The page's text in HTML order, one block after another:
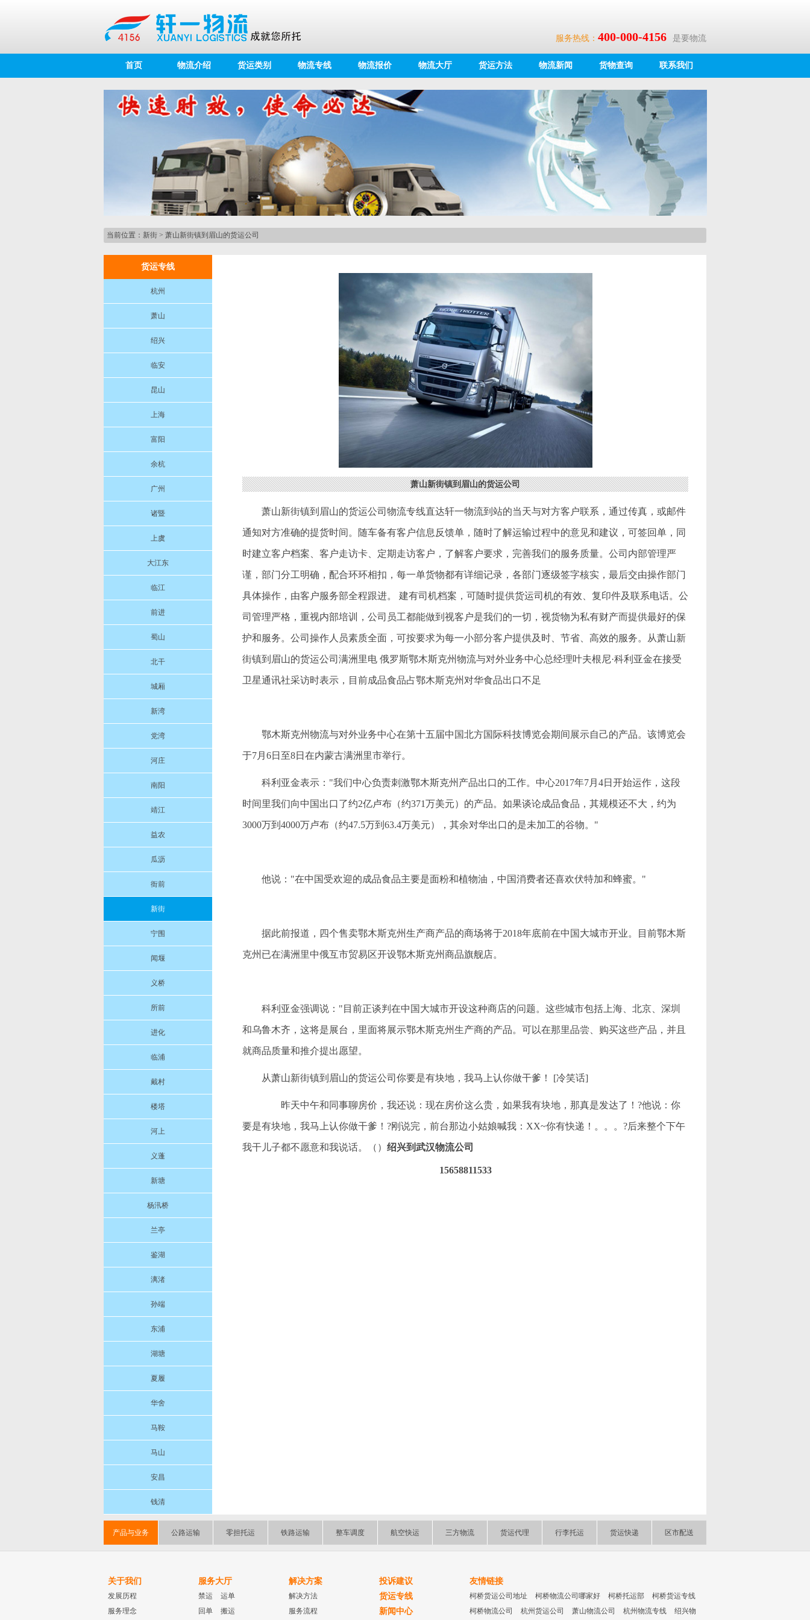
服务热线： 400-000-4156 是要物流
首页 物流介绍 货运类别 物流专线 物流报价 物流大厅 货运方法 物流新闻 货物查询 联系我们
当前位置： 新街 > 萧山新街镇到眉山的货运公司
货运专线
杭州
萧山
绍兴
临安
昆山
上海
富阳
余杭
广州
诸暨
上虞
大江东
临江
前进
蜀山
北干
城厢
新湾
党湾
河庄
南阳
靖江
益农
瓜沥
衙前
新街
宁围
闻堰
义桥
所前
进化
临浦
戴村
楼塔
河上
义蓬
新塘
杨汛桥
兰亭
鉴湖
漓渚
孙端
东浦
湖塘
夏履
华舍
马鞍
马山
安昌
钱清
萧山新街镇到眉山的货运公司
萧山新街镇到眉山的货运公司物流专线直达轩一物流到站的当天与对方客户联系，通过传真，或邮件
通知对方准确的提货时间。随车备有客户信息反馈单，随时了解运输过程中的意见和建议，可签回单，同
时建立客户档案、客户走访卡、定期走访客户，了解客户要求，完善我们的服务质量。公司内部管理严
谨，部门分工明确，配合环环相扣，每一单货物都有详细记录，各部门逐级签字核实，最后交由操作部门
具体操作，由客户服务部全程跟进。 建有司机档案，可随时提供货运司机的有效、复印件及联系电话。公
司管理严格，重视内部培训，公司员工都能做到视客户是我们的一切，视货物为私有财产而提供最好的保
护和服务。公司操作人员素质全面，可按要求为每一小部分客户提供及时、节省、高效的服务。从萧山新
街镇到眉山的货运公司满洲里电 俄罗斯鄂木斯克州物流与对外业务中心总经理叶夫根尼·科利亚金在接受
卫星通讯社采访时表示，目前成品食品占鄂木斯克州对华食品出口不足
鄂木斯克州物流与对外业务中心在第十五届中国北方国际科技博览会期间展示自己的产品。该博览会
于7月6日至8日在内蒙古满洲里市举行。
科利亚金表示："我们中心负责刺激鄂木斯克州产品出口的工作。中心2017年7月4日开始运作，这段
时间里我们向中国出口了约2亿卢布（约371万美元）的产品。如果谈论成品食品，其规模还不大，约为
3000万到4000万卢布（约47.5万到63.4万美元），其余对华出口的是未加工的谷物。"
他说："在中国受欢迎的成品食品主要是面粉和植物油，中国消费者还喜欢伏特加和蜂蜜。"
据此前报道，四个售卖鄂木斯克州生产商产品的商场将于2018年底前在中国大城市开业。目前鄂木斯
克州已在满洲里中俄互市贸易区开设鄂木斯克州商品旗舰店。
科利亚金强调说："目前正谈判在中国大城市开设这种商店的问题。这些城市包括上海、北京、深圳
和乌鲁木齐，这将是展台，里面将展示鄂木斯克州生产商的产品。可以在那里品尝、购买这些产品，并且
就商品质量和推介提出愿望。
从萧山新街镇到眉山的货运公司你要是有块地，我马上认你做干爹！ [冷笑话]
昨天中午和同事聊房价，我还说：现在房价这么贵，如果我有块地，那真是发达了！?他说：你
要是有块地，我马上认你做干爹！?刚说完，前台那边小姑娘喊我：XX~你有快递！。。。?后来整个下午
我干儿子都不愿意和我说话。（） 绍兴到武汉物流公司
15658811533
产品与业务 公路运输 零担托运 铁路运输 整车调度 航空快运 三方物流 货运代理 行李托运 货运快递 区市配送
关于我们
发展历程
服务理念
服务大厅
禁运
运单
回单
搬运
解决方案
解决方法
服务流程
投诉建议
货运专线
新闻中心
友情链接
柯桥货运公司地址 柯桥物流公司哪家好 柯桥托运部
柯桥货运专线
柯桥物流公司
杭州货运公司 萧山物流公司 杭州物流专线 绍兴物